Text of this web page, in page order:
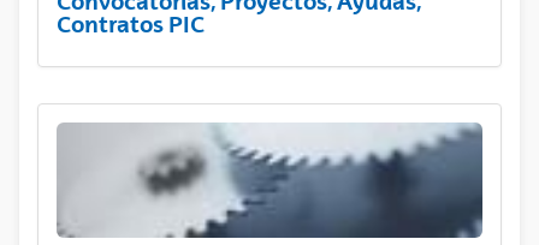
Contratos PIC